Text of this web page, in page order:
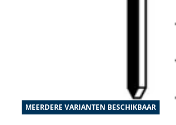
MEERDERE VARIANTEN BESCHIKBAAR